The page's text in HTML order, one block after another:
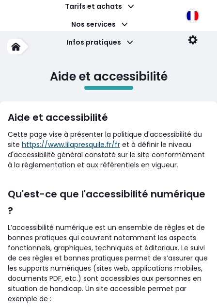
Tarifs et achats
Nos services
Infos pratiques
Accessibilité : partiellement conforme
Aide et accessibilité
Aide et accessibilité
Cette page vise à présenter la politique d'accessibilité du
site https://www.lilapresquile.fr/fr et à définir le niveau
d'accessibilité général constaté sur le site conformément
à la réglementation et aux référentiels en vigueur.
Qu'est-ce que l'accessibilité numérique
?
L’accessibilité numérique est un ensemble de règles et de
bonnes pratiques qui couvrent notamment les aspects
fonctionnels, graphiques, techniques et éditoriaux. Le suivi
de ces règles et bonnes pratiques permet de s’assurer que
les supports numériques (sites web, applications mobiles,
documents PDF, etc.) sont accessibles aux personnes en
situation de handicap. Un site accessible permet par
exemple de :